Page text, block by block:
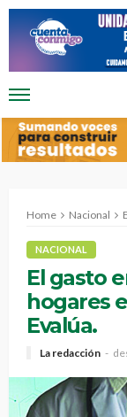
Home Nacional
NACIONAL
El gasto
hogares
Evalúa.
La redacción